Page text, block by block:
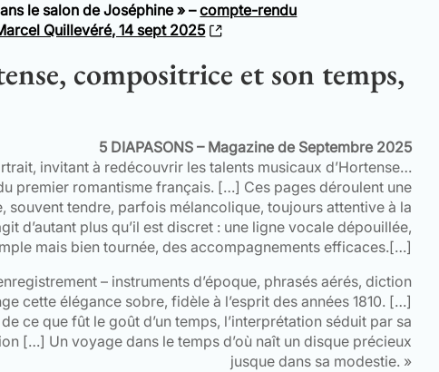
le salon de Joséphine » –compte-rendu
Quillevéré, 14 sept 2025
compositrice et son temps,
5 DIAPASONS – Magazine de Septembre 2025
invitant à redécouvrir les talents musicaux d’Hortense…
premier romantisme français. […] Ces pages déroulent une
souvent tendre, parfois mélancolique, toujours attentive à la
d’autant plus qu’il est discret : une ligne vocale dépouillée,
mais bien tournée, des accompagnements efficaces.[…]
– instruments d’époque, phrasés aérés, diction
cette élégance sobre, fidèle à l’esprit des années 1810. […]
ce que fût le goût d’un temps, l’interprétation séduit par sa
[…] Un voyage dans le temps d’où naît un disque précieux
jusque dans sa modestie. »